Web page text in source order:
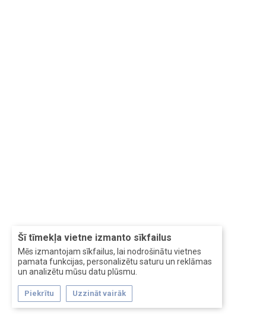
Šī tīmekļa vietne izmanto sīkfailus
Mēs izmantojam sīkfailus, lai nodrošinātu vietnes
pamata funkcijas, personalizētu saturu un reklāmas
un analizētu mūsu datu plūsmu.
Piekrītu Uzzināt vairāk